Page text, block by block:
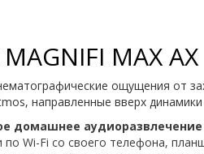
MAX AX
ощущения от
направленные вверх
домашнее
по Wi-Fi со своего телефона,